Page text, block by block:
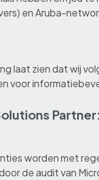
en Aruba-
laat zien dat wij
voor
worden met
de audit van